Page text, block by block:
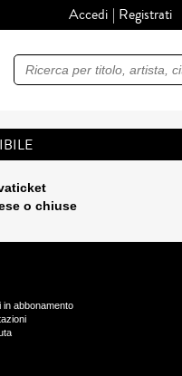
Accedi Registrati
Ricerca
o chiuse
abbonamento